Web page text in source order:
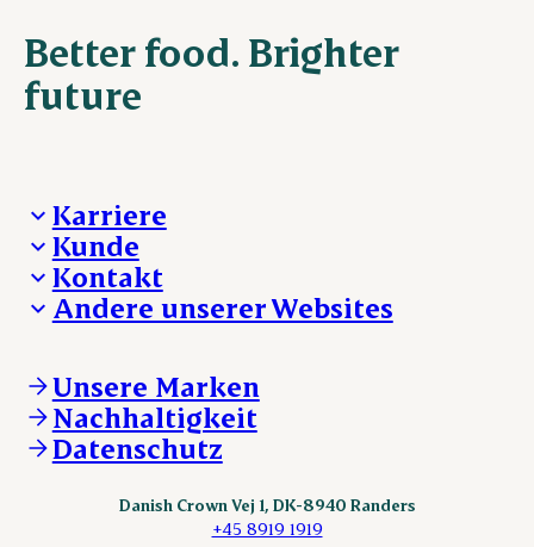
Better food. Brighter
future
Karriere
Deine Karriere bei Danish Crown
Aktuelle Jobangebote
Danish Crown
Kunde
Was wir anbieten
Lebensmittelsicherheit
Kontakt
Aktuelles und Presse
Sonstige Anfragen
Andere unserer Websites
DAT-Schaub.com
ESS-FOOD.com
KLS.se
nordicspoor.com
sokolow.pl
Unsere Marken
Nachhaltigkeit
Datenschutz
Danish Crown Vej 1, DK-8940 Randers
+45 8919 1919